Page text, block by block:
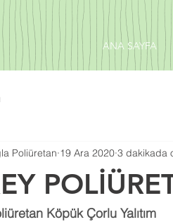
ANA SAYFA
Poliüretan 19 Ara 2020 3 dakikada
Köpük Çorlu Yalıtım